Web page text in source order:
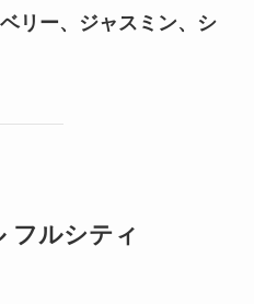
リー、ジャスミン、シ
フルシティ